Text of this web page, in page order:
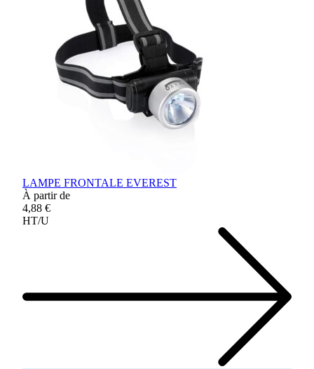
LAMPE FRONTALE EVEREST
À partir de
4,88 €
HT/U